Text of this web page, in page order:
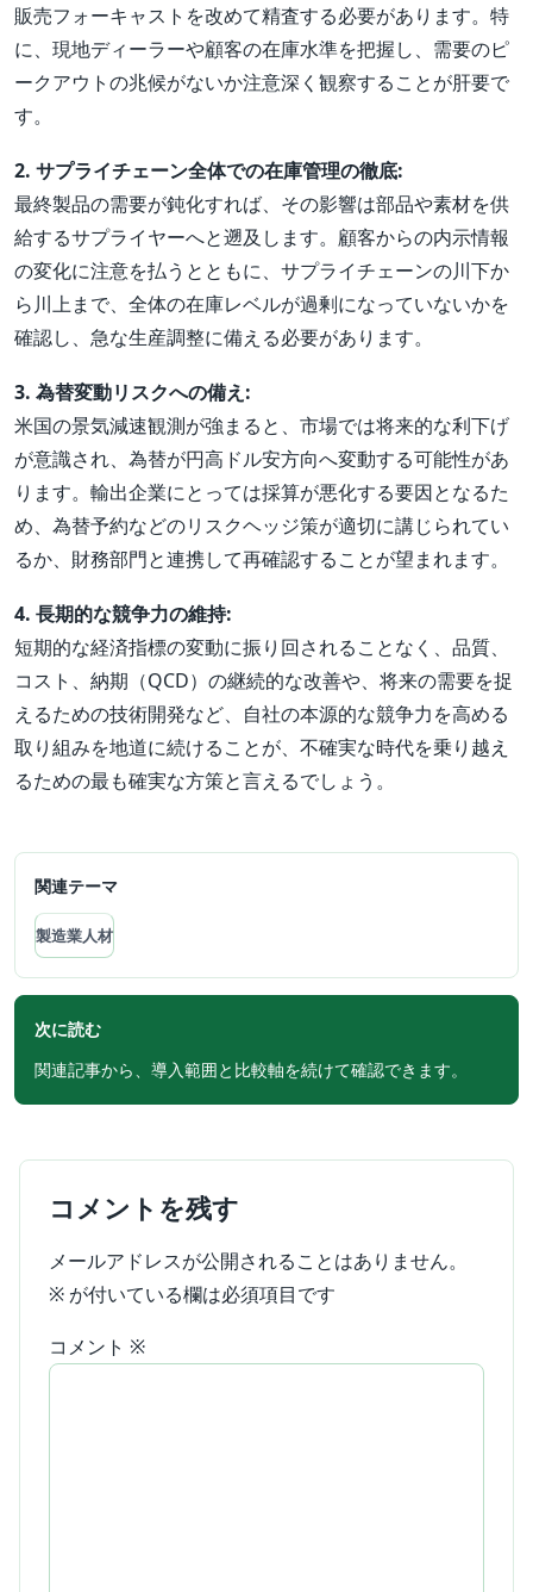
販売フォーキャストを改めて精査する必要があります。特
に、現地ディーラーや顧客の在庫水準を把握し、需要のピ
ークアウトの兆候がないか注意深く観察することが肝要で
す。
2. サプライチェーン全体での在庫管理の徹底:
最終製品の需要が鈍化すれば、その影響は部品や素材を供
給するサプライヤーへと遡及します。顧客からの内示情報
の変化に注意を払うとともに、サプライチェーンの川下か
ら川上まで、全体の在庫レベルが過剰になっていないかを
確認し、急な生産調整に備える必要があります。
3. 為替変動リスクへの備え:
米国の景気減速観測が強まると、市場では将来的な利下げ
が意識され、為替が円高ドル安方向へ変動する可能性があ
ります。輸出企業にとっては採算が悪化する要因となるた
め、為替予約などのリスクヘッジ策が適切に講じられてい
るか、財務部門と連携して再確認することが望まれます。
4. 長期的な競争力の維持:
短期的な経済指標の変動に振り回されることなく、品質、
コスト、納期（QCD）の継続的な改善や、将来の需要を捉
えるための技術開発など、自社の本源的な競争力を高める
取り組みを地道に続けることが、不確実な時代を乗り越え
るための最も確実な方策と言えるでしょう。
関連テーマ
製造業人材
次に読む
関連記事から、導入範囲と比較軸を続けて確認できます。
コメントを残す
メールアドレスが公開されることはありません。
※ が付いている欄は必須項目です
コメント ※